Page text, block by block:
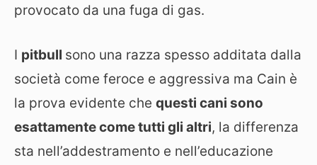
provocato da una fuga di gas.
I pitbull sono una razza spesso additata dalla
società come feroce e aggressiva ma Cain è
la prova evidente che questi cani sono
esattamente come tutti gli altri, la differenza
sta nell’addestramento e nell’educazione